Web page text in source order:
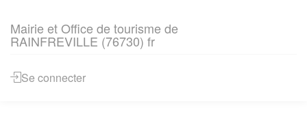
Mairie et Office de tourisme de
RAINFREVILLE (76730) fr
Se connecter